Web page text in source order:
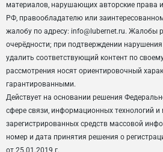
материалов, нарушающих авторские права
РФ, правообладателю или
жалобу по адресу: info@lubernet.ru. Жалобы
очерёдности; при подтверждении
удалить соответствующий контент по
рассмотрения носят ориентировочный
гарантированными.
Действует на основании решения
сфере связи, информационных технологий
зарегистрированных средств массовой
номер и дата принятия решения о
от 25.01.2019 г.